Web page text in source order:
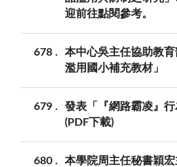
迎前往點閱參考。
678
本中心吳主任協助教
濫用國小補充教材」
679
發表「『網路霸凌』
(PDF下載)
680
本學院周主任秘書穎